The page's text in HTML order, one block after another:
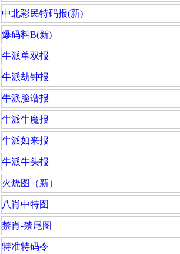
中北彩民特码报(新)
爆码料B(新)
牛派单双报
牛派劫钟报
牛派脸谱报
牛派牛魔报
牛派如来报
牛派牛头报
火烧图（新）
八肖中特图
禁肖-禁尾图
特准特码令